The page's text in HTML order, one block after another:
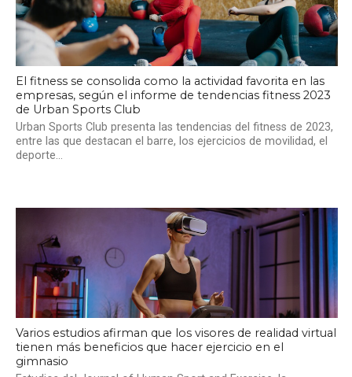
El fitness se consolida como la actividad favorita en las
empresas, según el informe de tendencias fitness 2023
de Urban Sports Club
Urban Sports Club presenta las tendencias del fitness de 2023,
entre las que destacan el barre, los ejercicios de movilidad, el
deporte...
Varios estudios afirman que los visores de realidad virtual
tienen más beneficios que hacer ejercicio en el
gimnasio